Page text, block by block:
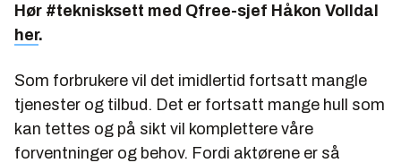
Hør #teknisksett med Qfree-sjef Håkon Volldal
her.
Som forbrukere vil det imidlertid fortsatt mangle
tjenester og tilbud. Det er fortsatt mange hull som
kan tettes og på sikt vil komplettere våre
forventninger og behov. Fordi aktørene er så